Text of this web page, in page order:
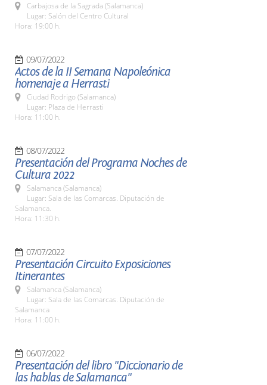
Carbajosa de la Sagrada (Salamanca)
Lugar: Salón del Centro Cultural
Hora: 19:00 h.
09/07/2022
Actos de la II Semana Napoleónica
homenaje a Herrasti
Ciudad Rodrigo (Salamanca)
Lugar: Plaza de Herrasti
Hora: 11:00 h.
08/07/2022
Presentación del Programa Noches de
Cultura 2022
Salamanca (Salamanca)
Lugar: Sala de las Comarcas. Diputación de
Salamanca.
Hora: 11:30 h.
07/07/2022
Presentación Circuito Exposiciones
Itinerantes
Salamanca (Salamanca)
Lugar: Sala de las Comarcas. Diputación de
Salamanca
Hora: 11:00 h.
06/07/2022
Presentación del libro "Diccionario de
las hablas de Salamanca"